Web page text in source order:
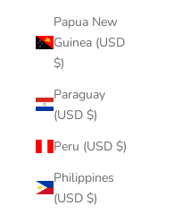
Papua New
Guinea (USD
$)
Paraguay
(USD $)
Peru (USD $)
Philippines
(USD $)